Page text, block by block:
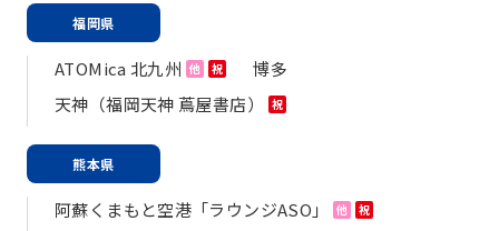
福岡県
ATOMica 北九州 他 祝
博多
天神（福岡天神 蔦屋書店）
祝
熊本県
阿蘇くまもと空港「ラウンジASO」 他 祝